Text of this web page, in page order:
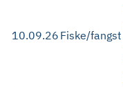
10.09.26 Fiske/fangst